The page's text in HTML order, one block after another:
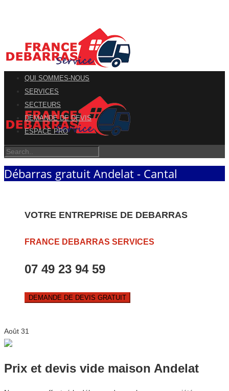
QUI SOMMES-NOUS
SERVICES
SECTEURS
DEMANDE DE DEVIS
ESPACE PRO
Débarras gratuit Andelat - Cantal
VOTRE ENTREPRISE DE DEBARRAS
FRANCE DEBARRAS SERVICES
07 49 23 94 59
DEMANDE DE DEVIS GRATUIT
Août 31
Prix et devis vide maison Andelat